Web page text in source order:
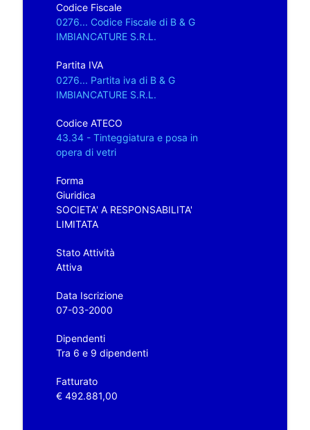
Codice Fiscale
0276... Codice Fiscale di B & G
IMBIANCATURE S.R.L.
Partita IVA
0276... Partita iva di B & G
IMBIANCATURE S.R.L.
Codice ATECO
43.34 - Tinteggiatura e posa in
opera di vetri
Forma
Giuridica
SOCIETA' A RESPONSABILITA'
LIMITATA
Stato Attività
Attiva
Data Iscrizione
07-03-2000
Dipendenti
Tra 6 e 9 dipendenti
Fatturato
€ 492.881,00